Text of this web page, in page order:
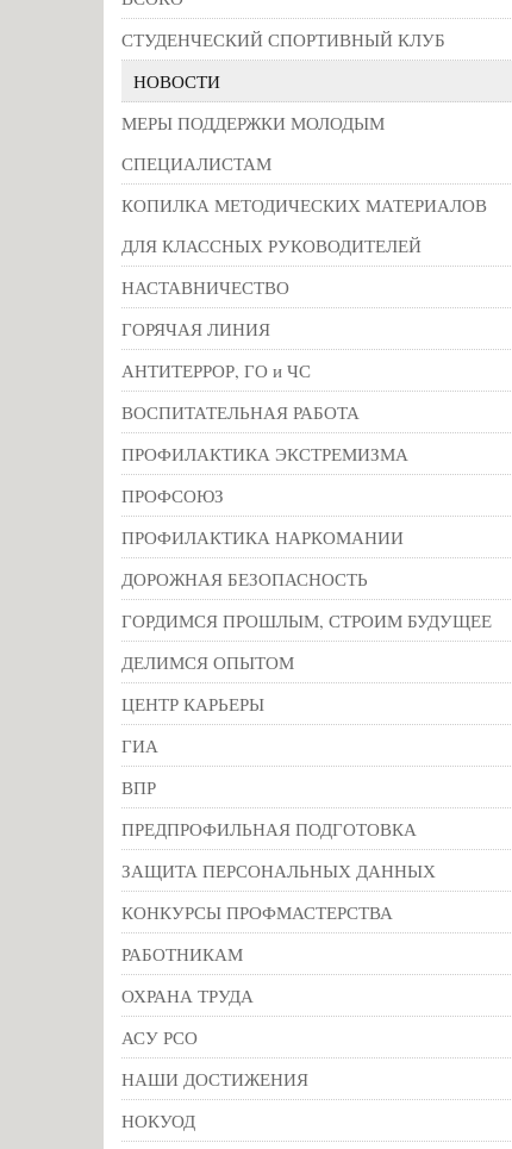
СТУДЕНЧЕСКИЙ СПОРТИВНЫЙ КЛУБ
НОВОСТИ
МЕРЫ ПОДДЕРЖКИ МОЛОДЫМ
СПЕЦИАЛИСТАМ
КОПИЛКА МЕТОДИЧЕСКИХ МАТЕРИАЛОВ
ДЛЯ КЛАССНЫХ РУКОВОДИТЕЛЕЙ
НАСТАВНИЧЕСТВО
ГОРЯЧАЯ ЛИНИЯ
АНТИТЕРРОР, ГО и ЧС
ВОСПИТАТЕЛЬНАЯ РАБОТА
ПРОФИЛАКТИКА ЭКСТРЕМИЗМА
ПРОФСОЮЗ
ПРОФИЛАКТИКА НАРКОМАНИИ
ДОРОЖНАЯ БЕЗОПАСНОСТЬ
ГОРДИМСЯ ПРОШЛЫМ, СТРОИМ БУДУЩЕЕ
ДЕЛИМСЯ ОПЫТОМ
ЦЕНТР КАРЬЕРЫ
ГИА
ВПР
ПРЕДПРОФИЛЬНАЯ ПОДГОТОВКА
ЗАЩИТА ПЕРСОНАЛЬНЫХ ДАННЫХ
КОНКУРСЫ ПРОФМАСТЕРСТВА
РАБОТНИКАМ
ОХРАНА ТРУДА
АСУ РСО
НАШИ ДОСТИЖЕНИЯ
НОКУОД